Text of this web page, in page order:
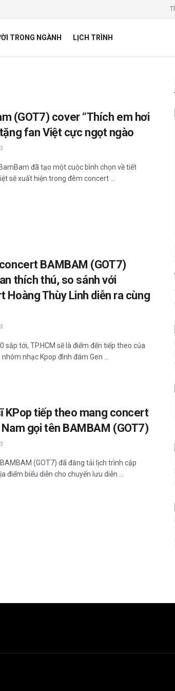
TRONG NGÀNH LỊCH TRÌNH
(GOT7) cover “Thích em hơi
fan Việt cực ngọt ngào
đã tạo một cuộc bình chọn về tiết
sẽ xuất hiện trong đêm concert ...
BAMBAM (GOT7)
thích thú, so sánh với
Hoàng Thùy Linh diễn ra cùng
sắp tới, TP.HCM sẽ là điểm đến tiếp theo của
nhạc Kpop đình đám Gen ...
KPop tiếp theo mang concert
gọi tên BAMBAM (GOT7)
(GOT7) đã đăng tải lịch trình cập
điểm biểu diễn cho chuyến lưu diễn ...